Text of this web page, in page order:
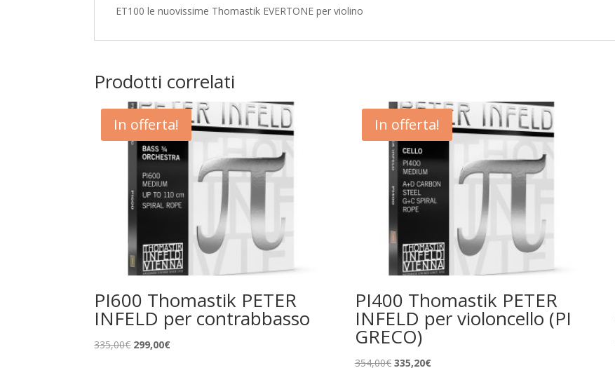
ET100 le nuovissime Thomastik EVERTONE per violino
Prodotti correlati
In offerta!
PI600 Thomastik PETER
INFELD per contrabbasso
335,00€ Il
299,00€Il
In offerta!
PI400 Thomastik PETER
INFELD per violoncello (PI
GRECO)
354,00€ Il
335,20€Il